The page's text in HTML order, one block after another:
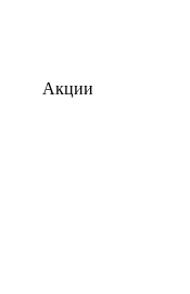
Акции